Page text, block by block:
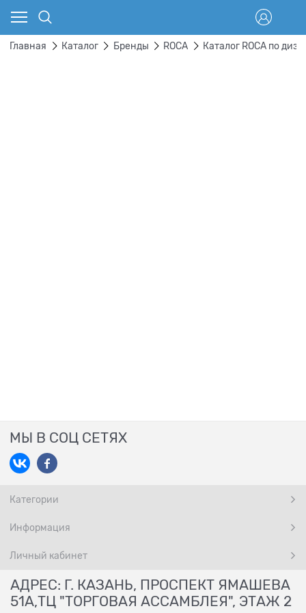
Главная Каталог Бренды ROCA Каталог ROCA по
МЫ В СОЦ СЕТЯХ
Категории
Информация
Личный кабинет
АДРЕС: Г. КАЗАНЬ, ПРОСПЕКТ ЯМАШЕВА
51А,ТЦ "ТОРГОВАЯ АССАМБЛЕЯ", ЭТАЖ 2